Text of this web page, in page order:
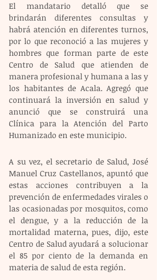
El mandatario detalló que se
brindarán diferentes consultas y
habrá atención en diferentes turnos,
por lo que reconoció a las mujeres y
hombres que forman parte de este
Centro de Salud que atienden de
manera profesional y humana a las y
los habitantes de Acala. Agregó que
continuará la inversión en salud y
anunció que se construirá una
Clínica para la Atención del Parto
Humanizado en este municipio.
A su vez, el secretario de Salud, José
Manuel Cruz Castellanos, apuntó que
estas acciones contribuyen a la
prevención de enfermedades virales o
las ocasionadas por mosquitos, como
el dengue, y a la reducción de la
mortalidad materna, pues, dijo, este
Centro de Salud ayudará a solucionar
el 85 por ciento de la demanda en
materia de salud de esta región.